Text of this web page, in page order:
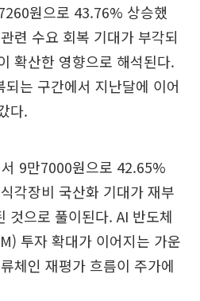
원으로 43.76% 상승했
련 수요 회복 기대가 부각되
확산한 영향으로 해석된다.
는 구간에서 지난달에 이어
다.
9만7000원으로 42.65%
각장비 국산화 기대가 재부
것으로 풀이된다. AI 반도체
투자 확대가 이어지는 가운
체인 재평가 흐름이 주가에